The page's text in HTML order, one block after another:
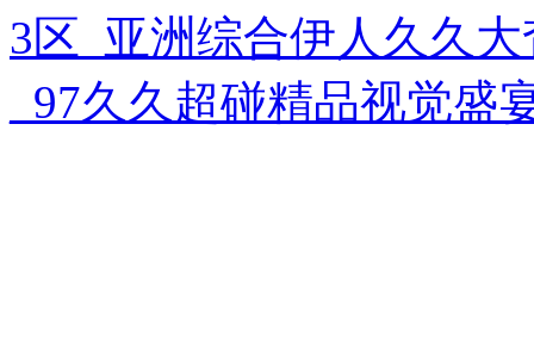
3区_亚洲综合伊人久久
_97久久超碰精品视觉盛